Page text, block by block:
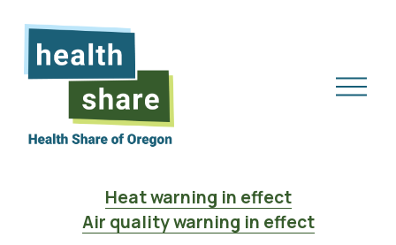
F
Heat warning in effect
Air quality warning in effect